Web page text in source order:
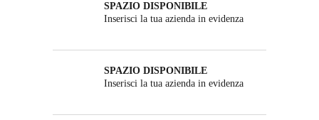
SPAZIO DISPONIBILE
Inserisci la tua azienda in evidenza
SPAZIO DISPONIBILE
Inserisci la tua azienda in evidenza